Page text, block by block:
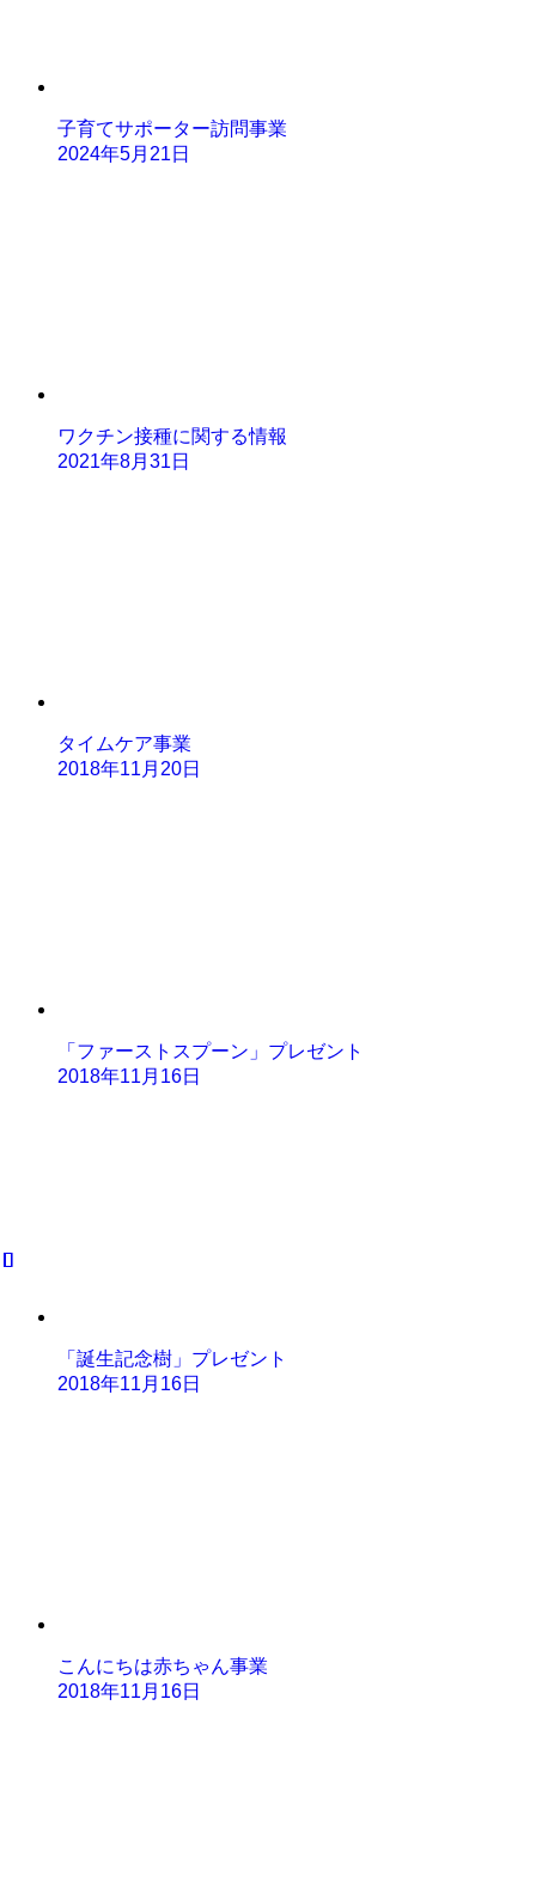
子育てサポーター訪問事業
2024年5月21日
ワクチン接種に関する情報
2021年8月31日
タイムケア事業
2018年11月20日
「ファーストスプーン」プレゼント
2018年11月16日
「誕生記念樹」プレゼント
2018年11月16日
こんにちは赤ちゃん事業
2018年11月16日